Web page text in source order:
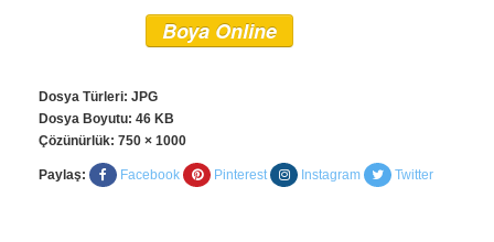
Boya Online
Dosya Türleri: JPG
Dosya Boyutu: 46 KB
Çözünürlük: 750 × 1000
Paylaş: Facebook Pinterest Instagram Twitter